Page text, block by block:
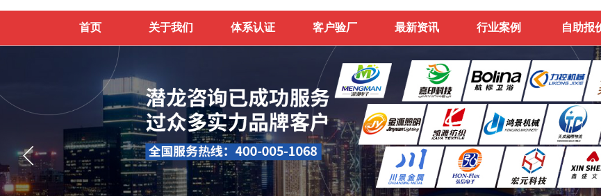
关于我们 体系认证 客户验厂 最新资讯 行业案例
首页 自助报